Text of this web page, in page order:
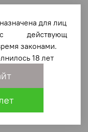
для лиц
с действующ
законами.
18 лет